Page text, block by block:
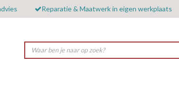
Reparatie & Maatwerk in eigen werkplaats